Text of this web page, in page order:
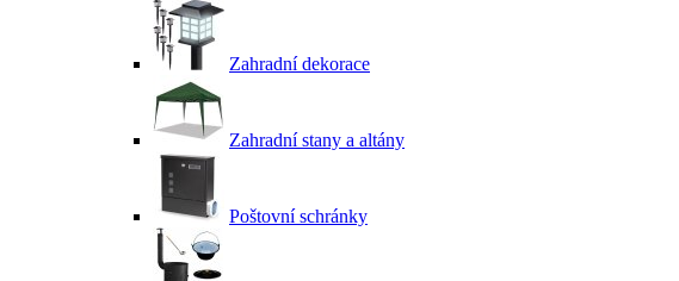
Zahradní dekorace
Zahradní stany a altány
Poštovní schránky